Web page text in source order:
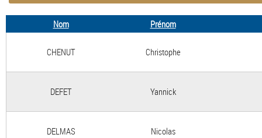
Nom Prénom
CHENUT Christophe
DEFET Yannick
DELMAS Nicolas